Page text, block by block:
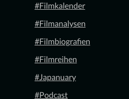
#Filmkalender
#Filmanalysen
#Filmbiografien
#Filmreihen
#Japanuary
#Podcast